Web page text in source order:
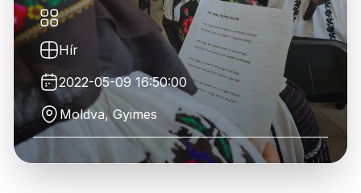
Hír
2022-05-09 16:50:00
Moldva, Gyimes